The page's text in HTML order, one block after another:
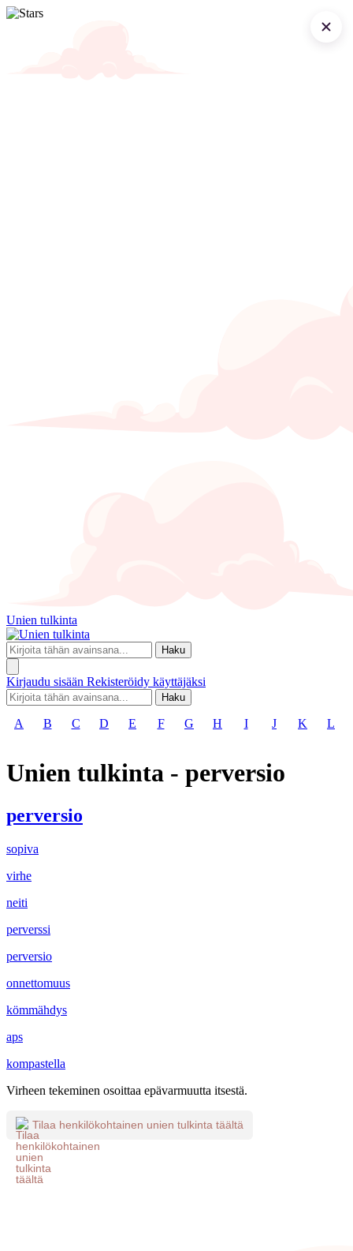
Unien tulkinta
Haku
Kirjaudu sisään Rekisteröidy käyttäjäksi
Haku
A B C D E F G H I J K L
Unien tulkinta - perversio
perversio
sopiva
virhe
neiti
perverssi
perversio
onnettomuus
kömmähdys
aps
kompastella
Virheen tekeminen osoittaa epävarmuutta itsestä.
Tilaa henkilökohtainen unien tulkinta täältä